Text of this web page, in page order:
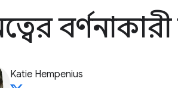
Katie Hempenius